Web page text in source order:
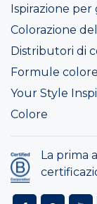
Ispirazione per
Colorazione
Distributori di
Formule colore
Your Style
Colore
La prima